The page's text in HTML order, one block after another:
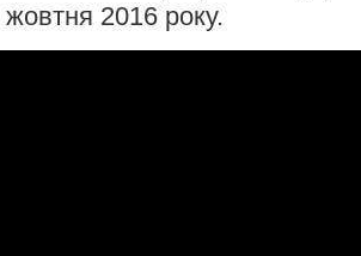
2016 року.